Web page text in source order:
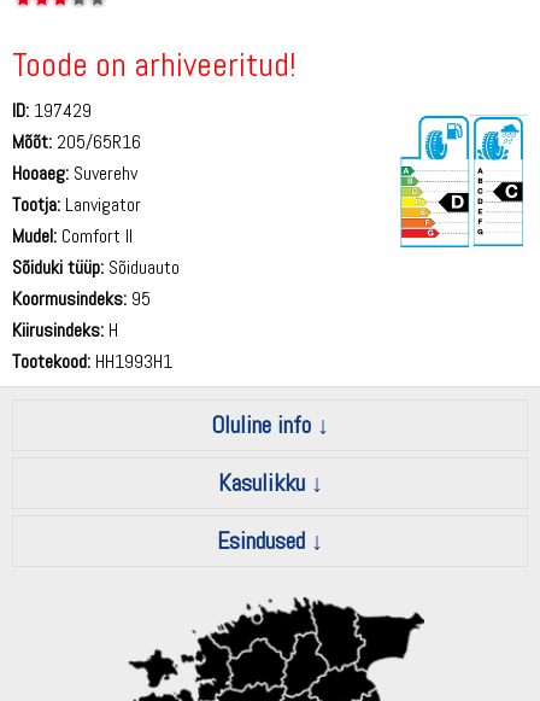
Toode on arhiveeritud!
ID: 197429
Mõõt: 205/65R16
Hooaeg: Suverehv
Tootja: Lanvigator
Mudel: Comfort II
Sõiduki tüüp: Sõiduauto
Koormusindeks: 95
Kiirusindeks: H
Tootekood: HH1993H1
Oluline info
Kasulikku
Esindused